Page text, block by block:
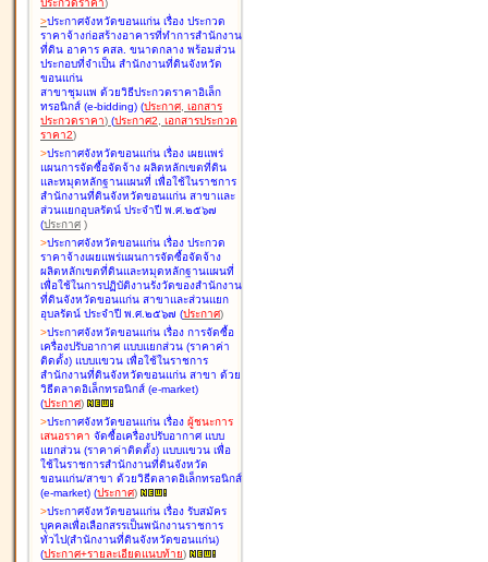
ประกวดราคา)
>ประกาศจังหวัดขอนแก่น เรื่อง ประกวด
ราคาจ้างก่อสร้างอาคารที่ทำการสำนักงาน
ที่ดิน อาคาร คสล. ขนาดกลาง พร้อมส่วน
ประกอบที่จำเป็น สำนักงานที่ดินจังหวัด
ขอนแก่น
สาขาชุมแพ ด้วยวิธีประกวดราคาอิเล็ก
ทรอนิกส์ (e-bidding) (ประกาศ, เอกสาร
ประกวดราคา) (ประกาศ2, เอกสารประกวด
ราคา2)
>ประกาศจังหวัดขอนแก่น เรื่อง เผยแพร่
แผนการจัดซื้อจัดจ้าง ผลิตหลักเขตที่ดิน
และหมุดหลักฐานแผนที่ เพื่อใช้ในราชการ
สำนักงานที่ดินจังหวัดขอนแก่น สาขาและ
ส่วนแยกอุบลรัตน์ ประจำปี พ.ศ.๒๕๖๗
(ประกาศ )
>ประกาศจังหวัดขอนแก่น เรื่อง ประกวด
ราคาจ้างเผยแพร่แผนการจัดซื้อจัดจ้าง
ผลิตหลักเขตที่ดินและหมุดหลักฐานแผนที่
เพื่อใช้ในการปฏิบัติงานรังวัดของสำนักงาน
ที่ดินจังหวัดขอนแก่น สาขาและส่วนแยก
อุบลรัตน์ ประจำปี พ.ศ.๒๕๖๗ (ประกาศ)
>ประกาศจังหวัดขอนแก่น เรื่อง การจัดซื้อ
เครื่องปรับอากาศ แบบแยกส่วน (ราคาค่า
ติดตั้ง) แบบแขวน เพื่อใช้ในราชการ
สำนักงานที่ดินจังหวัดขอนแก่น สาขา ด้วย
วิธีตลาดอิเล็กทรอนิกส์ (e-market)
(ประกาศ)
>ประกาศจังหวัดขอนแก่น เรื่อง ผู้ชนะการ
เสนอราคา จัดซื้อเครื่องปรับอากาศ แบบ
แยกส่วน (ราคาค่าติดตั้ง) แบบแขวน เพื่อ
ใช้ในราชการสำนักงานที่ดินจังหวัด
ขอนแก่น/สาขา ด้วยวิธีตลาดอิเล็กทรอนิกส์
(e-market) (ประกาศ)
>ประกาศจังหวัดขอนแก่น เรื่อง รับสมัคร
บุคคลเพื่อเลือกสรรเป็นพนักงานราชการ
ทั่วไป(สำนักงานที่ดินจังหวัดขอนแก่น)
(ประกาศ+รายละเอียดแนบท้าย)